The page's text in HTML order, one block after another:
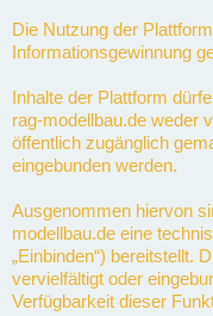
Die Nutzung der
Informationsgewinnung
Inhalte der Plattform
rag-modellbau.de weder
öffentlich zugänglich
eingebunden werden.
Ausgenommen hiervon
modellbau.de eine
„Einbinden“) bereitstellt.
vervielfältigt oder
Verfügbarkeit dieser